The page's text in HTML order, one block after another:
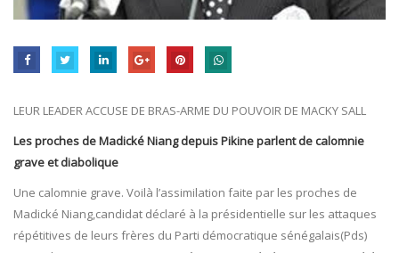
LEUR LEADER ACCUSE DE BRAS-ARME DU POUVOIR DE MACKY SALL
Les proches de Madické Niang depuis Pikine parlent de calomnie
grave et diabolique
Une calomnie grave. Voilà l’assimilation faite par les proches de
Madické Niang,candidat déclaré à la présidentielle sur les attaques
répétitives de leurs frères du Parti démocratique sénégalais(Pds)